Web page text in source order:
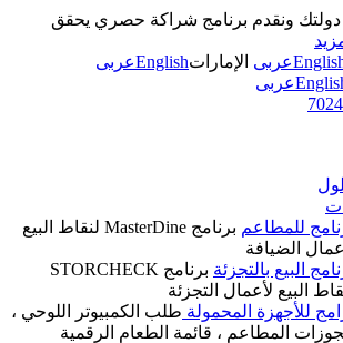
دولتك ونقدم برنامج شراكة حصري يحقق
عربى الإماراتEnglishعربى
عربى
للمطاعم
برنامج MasterDine لنقاط البيع
الضيافة
البيع بالتجزئة
برنامج STORCHECK
البيع لأعمال التجزئة
للأجهزة المحمولة طلب الكمبيوتر اللوحي ،
المطاعم ، قائمة الطعام الرقمية